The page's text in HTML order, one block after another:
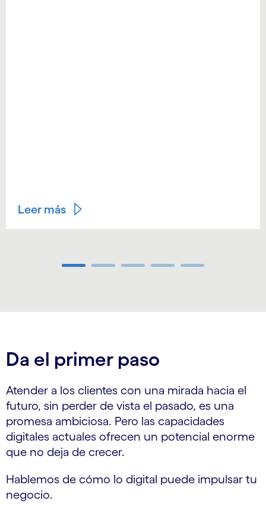
Leer más
Da el primer paso
Atender a los clientes con una mirada hacia el
futuro, sin perder de vista el pasado, es una
promesa ambiciosa. Pero las capacidades
digitales actuales ofrecen un potencial enorme
que no deja de crecer.
Hablemos de cómo lo digital puede impulsar tu
negocio.